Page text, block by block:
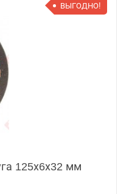
ВЫГОДНО!
125х6х32 мм